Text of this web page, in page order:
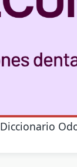
Diccionario